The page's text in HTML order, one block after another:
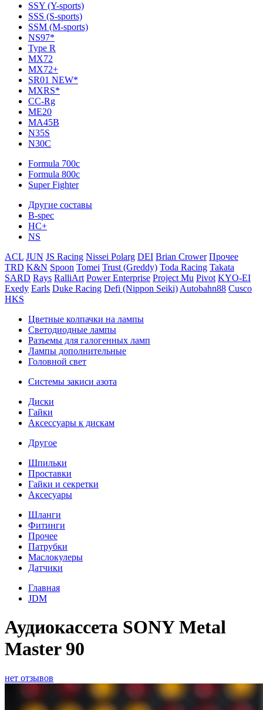
SSY (Y-sports)
SSS (S-sports)
SSM (M-sports)
NS97*
Type R
MX72
MX72+
SR01 NEW*
MXRS*
CC-Rg
ME20
MA45B
N35S
N30C
Formula 700c
Formula 800c
Super Fighter
Другие составы
B-spec
HC+
NS
ACL JUN JS Racing Nissei Polarg DEI Brian Crower Прочее
TRD K&N Spoon Tomei Trust (Greddy) Toda Racing Takata
SARD Rays RalliArt Power Enterprise Project Mu Pivot KYO-EI
Exedy Earls Duke Racing Defi (Nippon Seiki) Autobahn88 Cusco
HKS
Цветные колпачки на лампы
Светодиодные лампы
Разъемы для галогенных ламп
Лампы дополнительные
Головной свет
Системы закиси азота
Диски
Гайки
Аксессуары к дискам
Другое
Шпильки
Проставки
Гайки и секретки
Аксесуары
Шланги
Фитинги
Прочее
Патрубки
Маслокулеры
Датчики
Главная
JDM
Аудиокассета SONY Metal
Master 90
нет отзывов